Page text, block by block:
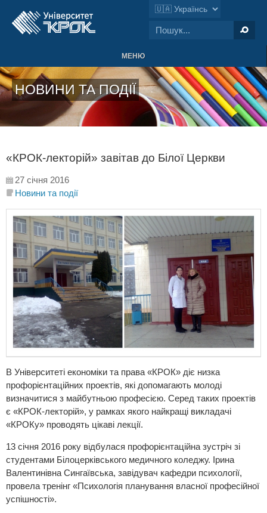
МЕНЮ
НОВИНИ ТА ПОДІЇ
«КРОК-лекторій» завітав до Білої Церкви
27 січня 2016
Новини та події
В Університеті економіки та права «КРОК» діє низка
профорієнтаційних проектів, які допомагають молоді
визначитися з майбутньою професією. Серед таких проектів
є «КРОК-лекторій», у рамках якого найкращі викладачі
«КРОКу» проводять цікаві лекції.
13 січня 2016 року відбулася профорієнтаційна зустріч зі
студентами Білоцерківського медичного коледжу. Ірина
Валентинівна Сингаївська, завідувач кафедри психології,
провела тренінг «Психологія планування власної професійної
успішності».